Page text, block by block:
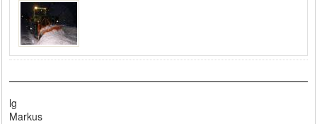
lg
Markus